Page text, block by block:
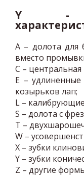
Y -
А – долота для
вместо
С – центральная
Е – удлиненные
козырьков лап;
L –
S – долота с
T –
W –
X – зубки
Y – зубки
Z – другие